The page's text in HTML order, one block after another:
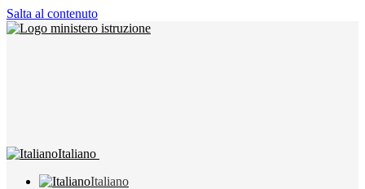
Salta al contenuto
Italiano
Italiano